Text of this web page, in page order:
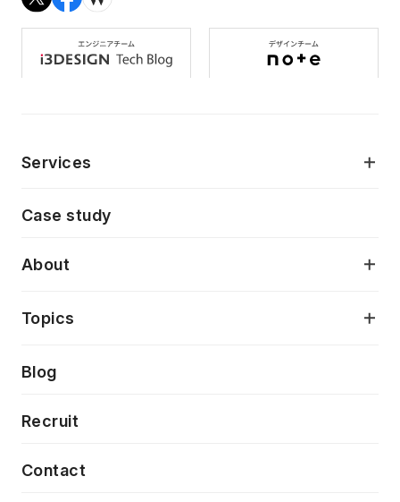
Services
AI駆動開発支援
モダナイゼーション
特徴量エンジニアリングと生成AI
デザインシステム構築支援
フロントエンド開発
Case study
About
当社が目指しているもの
Topics
Press release
News
Event/Seminer
Blog
Recruit
Contact